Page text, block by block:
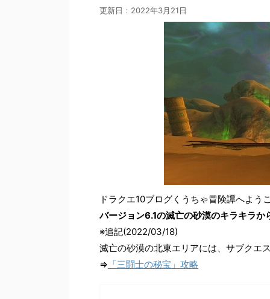
更新日： 2022年3月21日
ドラクエ10ブログくうちゃ冒険譚へよう
バージョン6.1の滅亡の砂漠のキラキラ
※追記(2022/03/18)
滅亡の砂漠の北東エリアには、サブクエ
⇒ 「三闘士の秘宝」攻略